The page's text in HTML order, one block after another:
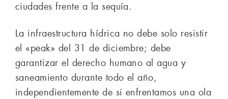
ciudades frente a la sequía.
La infraestructura hídrica no debe solo resistir
el «peak» del 31 de diciembre; debe
garantizar el derecho humano al agua y
saneamiento durante todo el año,
independientemente de si enfrentamos una ola